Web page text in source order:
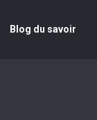
Blog du savoir